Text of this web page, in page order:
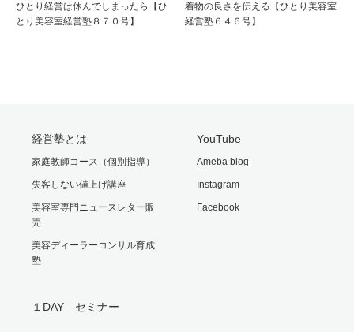
ひとり経営は休んでしまったら【ひ
とり美容室経営塾８７０号】
着物の良さを伝える【ひとり美容室
経営塾６４６号】
経営塾とは
家庭教師コース（個別指導）
失客しない値上げ講座
美容室専門ニュースレター販
売
美容ディーラーコンサル育成
塾
YouTube
Ameba blog
Instagram
Facebook
１DAY セミナー